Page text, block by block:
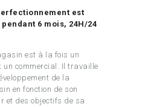
est
6 mois, 24H/24
est à la fois un
un commercial. Il travaille
de la
en fonction de son
et des objectifs de sa